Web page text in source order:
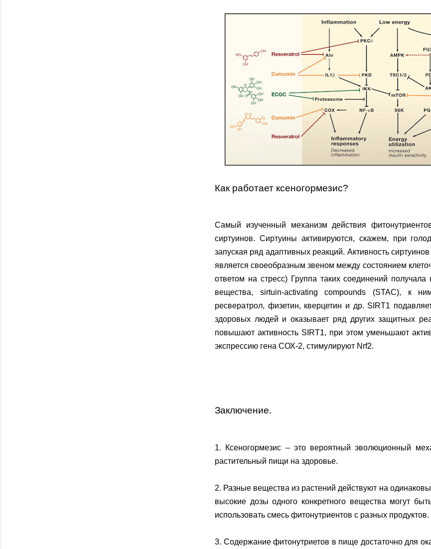
Как работает ксеногормезис?
Самый изученный механизм действия
сиртуинов. Сиртуины активируются, скажем, при
запуская ряд адаптивных реакций. Активность
является своеобразным звеном между состоянием
ответом на стресс) Группа таких соединений
вещества, sirtuin-activating compounds (STAC), к
ресвератрол, физетин, кверцетин и др. SIRT1
здоровых людей и оказывает ряд других защитных
повышают активность SIRT1, при этом уменьшают
экспрессию гена СОХ-2, стимулируют Nrf2.
Заключение.
1. Ксеногормезис – это вероятный эволюционный
растительный пищи на здоровье.
2. Разные вещества из растений действуют на
высокие дозы одного конкретного вещества могут
использовать смесь фитонутриентов с разных продуктов.
3. Содержание фитонутриетов в пище достаточно для